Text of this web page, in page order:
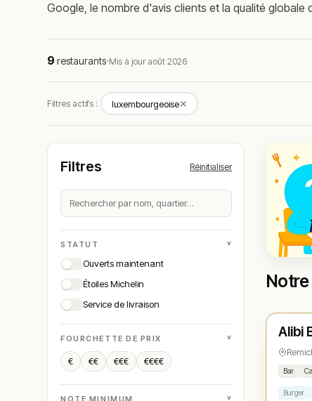
Google, le nombre d'avis clients et la qualité globale
9 restaurants·Mis à jour août 2026
Filtres actifs : luxembourgeoise✕
Filtres Réinitialiser
STATUT ˅
Ouverts maintenant
Étoiles Michelin
Service de livraison
FOURCHETTE DE PRIX ˅
€ €€ €€€ €€€€
NOTE MINIMUM ˅
★ N°
Alibi
Bar
Burger